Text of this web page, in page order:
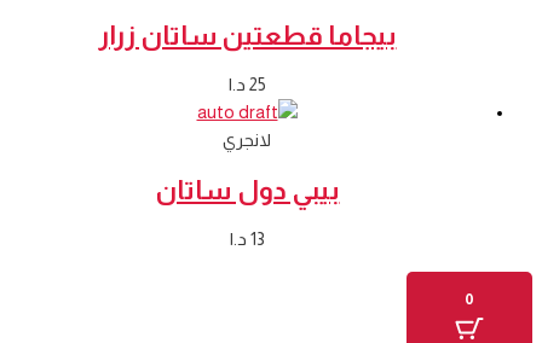
بيجاما قطعتين ساتان زرار
25 د.ا
لانجري
بيبي دول ساتان
13 د.ا
0